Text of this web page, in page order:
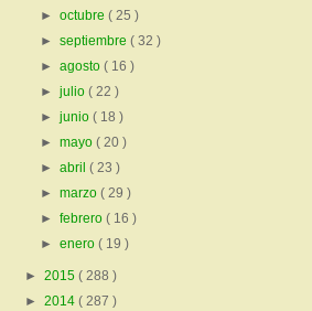
►octubre( 25 )
►septiembre( 32 )
►agosto( 16 )
►julio( 22 )
►junio( 18 )
►mayo( 20 )
►abril( 23 )
►marzo( 29 )
►febrero( 16 )
►enero( 19 )
► 2015 ( 288 )
► 2014 ( 287 )